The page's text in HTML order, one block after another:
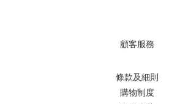
顧客服務
條款及細則
購物制度